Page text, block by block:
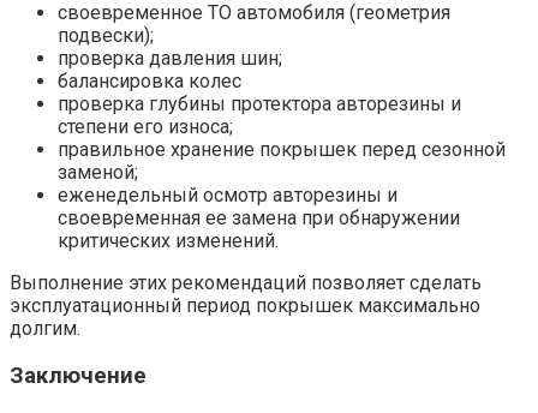
своевременное ТО автомобиля (геометрия
подвески);
проверка давления шин;
балансировка колес
проверка глубины протектора авторезины и
степени его износа;
правильное хранение покрышек перед сезонной
заменой;
еженедельный осмотр авторезины и
своевременная ее замена при обнаружении
критических изменений.
Выполнение этих рекомендаций позволяет сделать
эксплуатационный период покрышек максимально
долгим.
Заключение